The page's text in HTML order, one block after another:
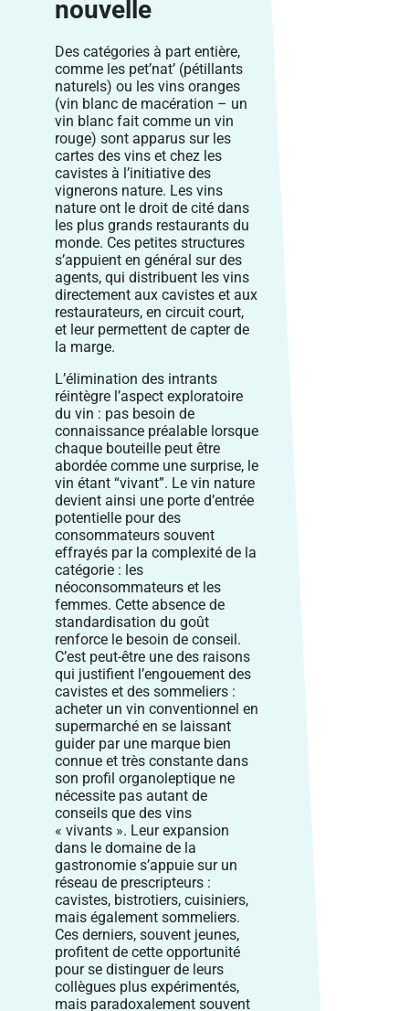
nouvelle
Des catégories à part entière,
comme les pet’nat’ (pétillants
naturels) ou les vins oranges
(vin blanc de macération – un
vin blanc fait comme un vin
rouge) sont apparus sur les
cartes des vins et chez les
cavistes à l’initiative des
vignerons nature. Les vins
nature ont le droit de cité dans
les plus grands restaurants du
monde. Ces petites structures
s’appuient en général sur des
agents, qui distribuent les vins
directement aux cavistes et aux
restaurateurs, en circuit court,
et leur permettent de capter de
la marge.
L’élimination des intrants
réintègre l’aspect exploratoire
du vin : pas besoin de
connaissance préalable lorsque
chaque bouteille peut être
abordée comme une surprise, le
vin étant “vivant”. Le vin nature
devient ainsi une porte d’entrée
potentielle pour des
consommateurs souvent
effrayés par la complexité de la
catégorie : les
néoconsommateurs et les
femmes. Cette absence de
standardisation du goût
renforce le besoin de conseil.
C’est peut-être une des raisons
qui justifient l’engouement des
cavistes et des sommeliers :
acheter un vin conventionnel en
supermarché en se laissant
guider par une marque bien
connue et très constante dans
son profil organoleptique ne
nécessite pas autant de
conseils que des vins
« vivants ». Leur expansion
dans le domaine de la
gastronomie s’appuie sur un
réseau de prescripteurs :
cavistes, bistrotiers, cuisiniers,
mais également sommeliers.
Ces derniers, souvent jeunes,
profitent de cette opportunité
pour se distinguer de leurs
collègues plus expérimentés,
mais paradoxalement souvent